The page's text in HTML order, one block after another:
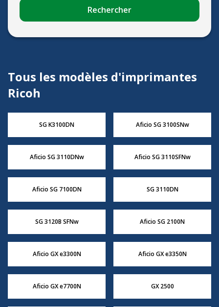
Rechercher
Tous les modèles d'imprimantes
Ricoh
SG K3100DN Aficio SG 3100SNw
Aficio SG 3110DNw Aficio SG 3110SFNw
Aficio SG 7100DN SG 3110DN
SG 3120B SFNw Aficio SG 2100N
Aficio GX e3300N Aficio GX e3350N
Aficio GX e7700N GX 2500